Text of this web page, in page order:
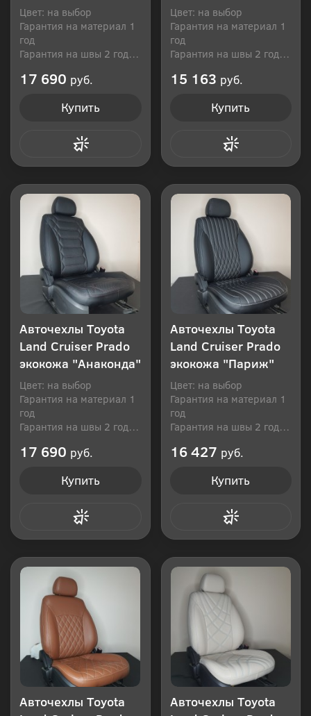
Цвет: на выбор
Гарантия на материал 1
год
Гарантия на швы 2 года
17 690 руб.
Купить
Цвет: на выбор
Гарантия на материал 1
год
Гарантия на швы 2 года
15 163 руб.
Купить
Авточехлы Toyota
Land Cruiser Prado
экокожа "Анаконда"
Цвет: на выбор
Гарантия на материал 1
год
Гарантия на швы 2 года
17 690 руб.
Купить
Авточехлы Toyota
Land Cruiser Prado
экокожа "Париж"
Цвет: на выбор
Гарантия на материал 1
год
Гарантия на швы 2 года
16 427 руб.
Купить
Авточехлы Toyota
Авточехлы Toyota